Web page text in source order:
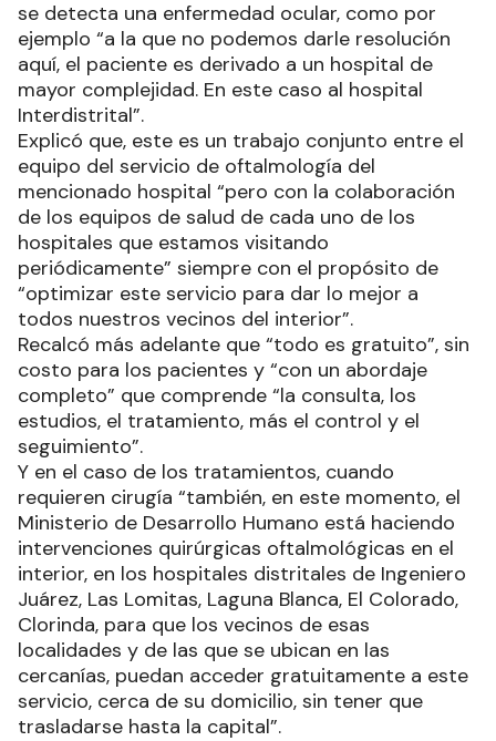
se detecta una enfermedad ocular, como por
ejemplo “a la que no podemos darle resolución
aquí, el paciente es derivado a un hospital de
mayor complejidad. En este caso al hospital
Interdistrital”.
Explicó que, este es un trabajo conjunto entre el
equipo del servicio de oftalmología del
mencionado hospital “pero con la colaboración
de los equipos de salud de cada uno de los
hospitales que estamos visitando
periódicamente” siempre con el propósito de
“optimizar este servicio para dar lo mejor a
todos nuestros vecinos del interior”.
Recalcó más adelante que “todo es gratuito”, sin
costo para los pacientes y “con un abordaje
completo” que comprende “la consulta, los
estudios, el tratamiento, más el control y el
seguimiento”.
Y en el caso de los tratamientos, cuando
requieren cirugía “también, en este momento, el
Ministerio de Desarrollo Humano está haciendo
intervenciones quirúrgicas oftalmológicas en el
interior, en los hospitales distritales de Ingeniero
Juárez, Las Lomitas, Laguna Blanca, El Colorado,
Clorinda, para que los vecinos de esas
localidades y de las que se ubican en las
cercanías, puedan acceder gratuitamente a este
servicio, cerca de su domicilio, sin tener que
trasladarse hasta la capital”.